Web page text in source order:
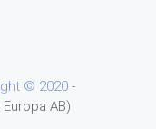
© 2020 -
AB)